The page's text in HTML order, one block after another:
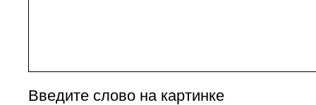
Введите слово на картинке